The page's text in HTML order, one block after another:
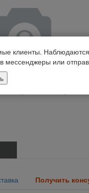
Получить
клиенты.
мессенджеры или